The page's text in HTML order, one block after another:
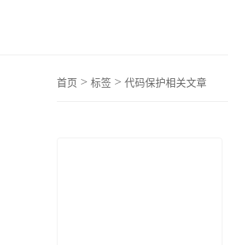
首页 > 标签 > 代码保护相关文章